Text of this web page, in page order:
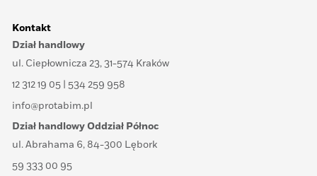
Kontakt
Dział handlowy
ul. Ciepłownicza 23, 31-574 Kraków
12 312 19 05 | 534 259 958
info@protabim.pl
Dział handlowy Oddział Północ
ul. Abrahama 6, 84-300 Lębork
59 333 00 95